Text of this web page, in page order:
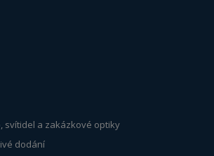
svítidel a zakázkové optiky
dodání